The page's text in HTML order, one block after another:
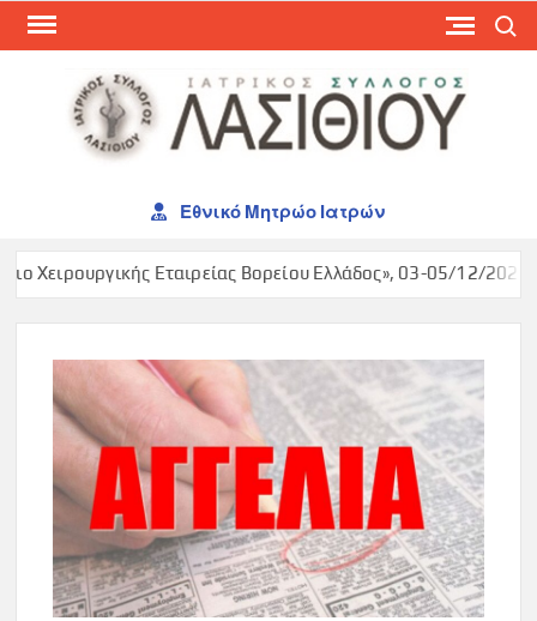
Skip
Εθνικό Μητρώο Ιατρών
Χειρουργικής Εταιρείας Βορείου Ελλάδος», 03-05/12/2026,